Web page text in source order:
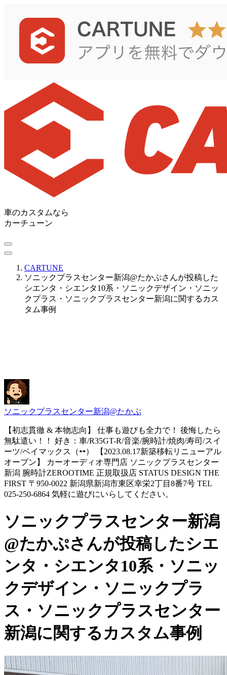
車のカスタムなら
カーチューン
CARTUNE
ソニックプラスセンター新潟@たかぷさんが投稿した
シエンタ・シエンタ10系・ソニックデザイン・ソニッ
クプラス・ソニックプラスセンター新潟に関するカス
タム事例
ソニックプラスセンター新潟@たかぷ
【初志貫徹 & 本物志向】 仕事も遊びも全力で！ 後悔したら
無駄遣い！！ 好き：車/R35GT-R/音楽/腕時計/焼肉/寿司/スイ
ーツ/ベイマックス（ꕹ） 【2023.08.17新築移転リニューアル
オープン】 カーオーディオ専門店 ソニックプラスセンター
新潟 腕時計ZEROOTIME 正規取扱店 STATUS DESIGN THE
FIRST 〒950-0022 新潟県新潟市東区幸栄2丁目8番7号 TEL
025-250-6864 気軽に遊びにいらしてください。
ソニックプラスセンター新潟
@たかぷさんが投稿したシエ
ンタ・シエンタ10系・ソニッ
クデザイン・ソニックプラ
ス・ソニックプラスセンター
新潟に関するカスタム事例